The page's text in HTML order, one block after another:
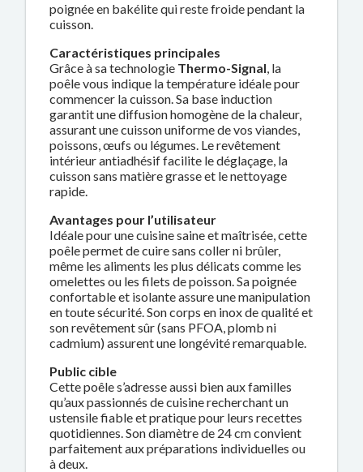
poignée en bakélite qui reste froide pendant la
cuisson.
Caractéristiques principales
Grâce à sa technologie Thermo-Signal, la
poêle vous indique la température idéale pour
commencer la cuisson. Sa base induction
garantit une diffusion homogène de la chaleur,
assurant une cuisson uniforme de vos viandes,
poissons, œufs ou légumes. Le revêtement
intérieur antiadhésif facilite le déglaçage, la
cuisson sans matière grasse et le nettoyage
rapide.
Avantages pour l’utilisateur
Idéale pour une cuisine saine et maîtrisée, cette
poêle permet de cuire sans coller ni brûler,
même les aliments les plus délicats comme les
omelettes ou les filets de poisson. Sa poignée
confortable et isolante assure une manipulation
en toute sécurité. Son corps en inox de qualité et
son revêtement sûr (sans PFOA, plomb ni
cadmium) assurent une longévité remarquable.
Public cible
Cette poêle s’adresse aussi bien aux familles
qu’aux passionnés de cuisine recherchant un
ustensile fiable et pratique pour leurs recettes
quotidiennes. Son diamètre de 24 cm convient
parfaitement aux préparations individuelles ou
à deux.